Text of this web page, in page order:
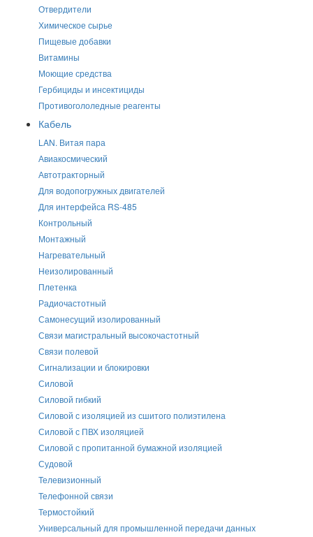
Отвердители
Химическое сырье
Пищевые добавки
Витамины
Моющие средства
Гербициды и инсектициды
Противогололедные реагенты
Кабель
LAN. Витая пара
Авиакосмический
Автотракторный
Для водопогружных двигателей
Для интерфейса RS-485
Контрольный
Монтажный
Нагревательный
Неизолированный
Плетенка
Радиочастотный
Самонесущий изолированный
Связи магистральный высокочастотный
Связи полевой
Сигнализации и блокировки
Силовой
Силовой гибкий
Силовой с изоляцией из сшитого полиэтилена
Силовой с ПВХ изоляцией
Силовой с пропитанной бумажной изоляцией
Судовой
Телевизионный
Телефонной связи
Термостойкий
Универсальный для промышленной передачи данных